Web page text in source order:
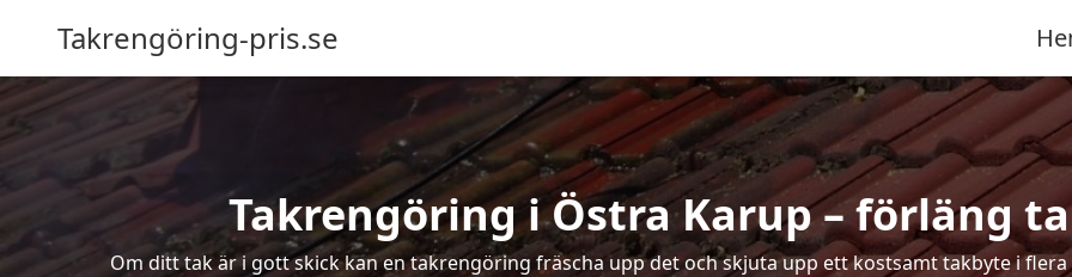
Takrengöring-pris.se
Takrengöring i Östra Karup – förläng
Om ditt tak är i gott skick kan en takrengöring fräscha upp det och skjuta upp ett kostsamt takbyte i